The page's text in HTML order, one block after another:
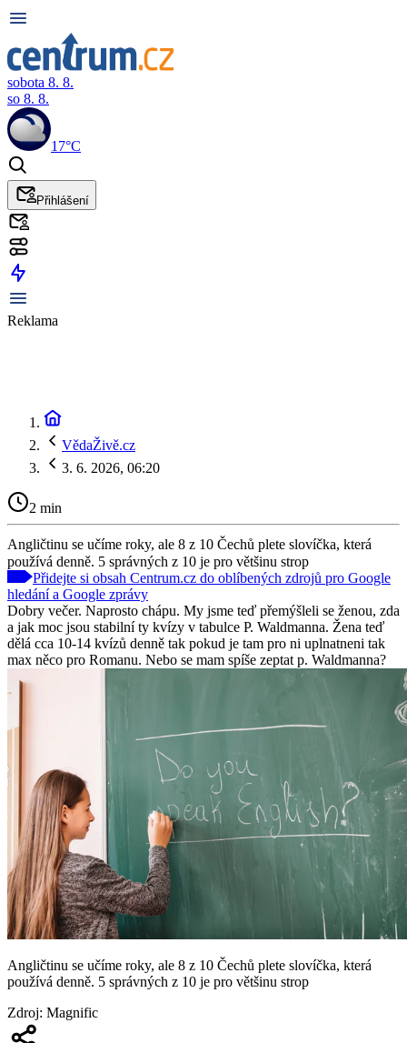
sobota 8. 8.
so 8. 8.
17°C
Přihlášení
Reklama
VědaŽivě.cz
3. 6. 2026, 06:20
2 min
Angličtinu se učíme roky, ale 8 z 10 Čechů plete slovíčka, která
používá denně. 5 správných z 10 je pro většinu strop
Přidejte si obsah Centrum.cz do oblíbených zdrojů pro Google
hledání a Google zprávy
Dobry večer. Naprosto chápu. My jsme teď přemýšleli se ženou, zda
a jak moc jsou stabilní ty kvízy v tabulce P. Waldmanna. Žena teď
dělá cca 10-14 kvízů denně tak pokud je tam pro ni uplnatneni tak
max něco pro Romanu. Nebo se mam spíše zeptat p. Waldmanna?
Angličtinu se učíme roky, ale 8 z 10 Čechů plete slovíčka, která
používá denně. 5 správných z 10 je pro většinu strop
Zdroj: Magnific